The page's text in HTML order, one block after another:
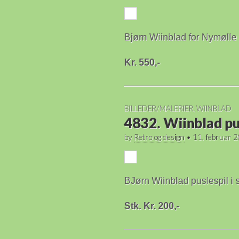
Bjørn Wiinblad for
Kr. 550,-
BILLEDER/MALERIER WIINBLAD
4832. Wiinblad
byRetro og design • 11. februar
BJørn Wiinblad puslespil i
Stk. Kr. 200,-